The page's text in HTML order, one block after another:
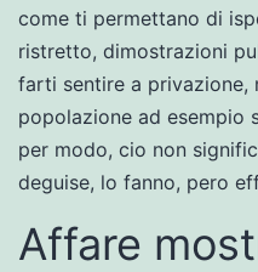
come ti permettano di
ristretto, dimostrazioni
farti sentire a privazione,
popolazione ad esempio
per modo, cio non
deguise, lo fanno, pero
Affare